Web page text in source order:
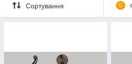
Сортування 0